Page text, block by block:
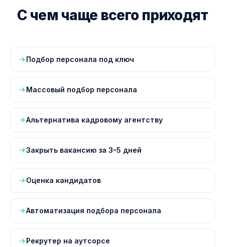
С чем чаще всего приходят
Подбор персонала под ключ
Массовый подбор персонала
Альтернатива кадровому агентству
Закрыть вакансию за 3–5 дней
Оценка кандидатов
Автоматизация подбора персонала
Рекрутер на аутсорсе